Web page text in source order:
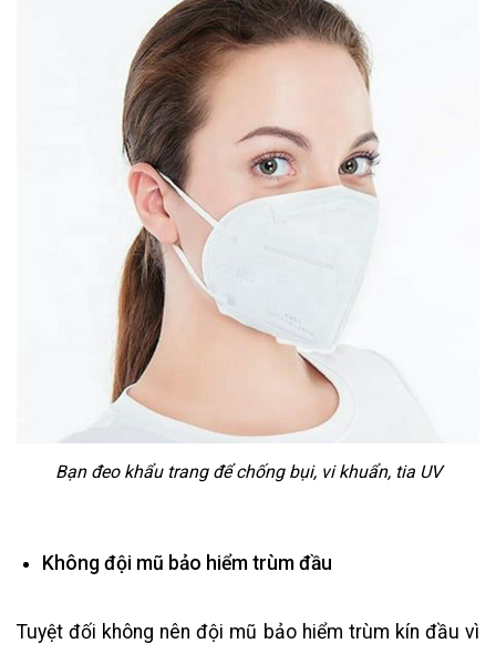
Bạn đeo khẩu trang để chống bụi, vi khuẩn, tia UV
Không đội mũ bảo hiểm trùm đầu
Tuyệt đối không nên đội mũ bảo hiểm trùm kín đầu vì